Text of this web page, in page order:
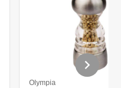
Olympia